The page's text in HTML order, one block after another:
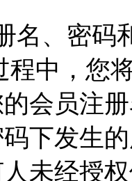
名、密码
中，您
会员注
下发生
未经授